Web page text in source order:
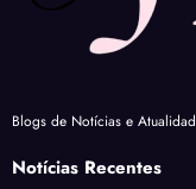
Blogs de Notícias e
Notícias Recentes